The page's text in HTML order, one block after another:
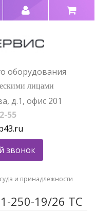
оборудования
лицами
д.1, офис 201
55
звонок
и принадлежности
250-19/26 ТС